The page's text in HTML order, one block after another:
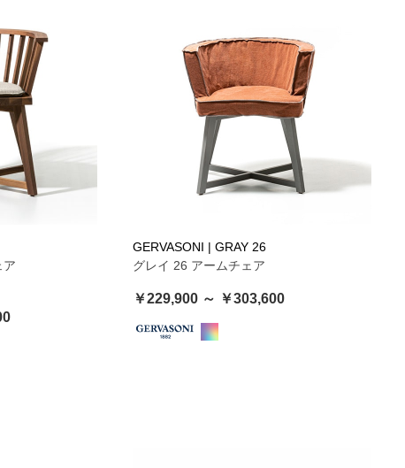
ア
GERVASONI | GRAY 26
グレイ 26 アームチェア
￥229,900 ～ ￥303,600